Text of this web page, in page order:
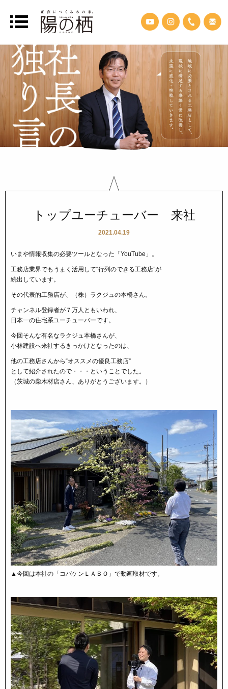
トップユーチューバー 来社
2021.04.19
いまや情報収集の必要ツールとなった「YouTube」。
工務店業界でもうまく活用して“行列のできる工務店”が
続出しています。
その代表的工務店が、（株）ラクジュの本橋さん。
チャンネル登録者が７万人ともいわれ、
日本一の住宅系ユーチューバーです。
今回そんな有名なラクジュ本橋さんが、
小林建設へ来社するきっかけとなったのは、
他の工務店さんから“オススメの優良工務店”
として紹介されたので・・・ということでした。
（茨城の柴木材店さん、ありがとうございます。）
▲今回は本社の「コバケンＬＡＢＯ」で動画取材です。